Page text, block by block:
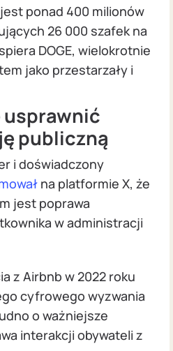
ponad 400 milionów
26 000 szafek na
DOGE, wielokrotnie
jako przestarzały i
usprawnić
publiczną
i doświadczony
na platformie X, że
jest poprawa
w administracji
z Airbnb w 2022 roku
cyfrowego wyzwania
o ważniejsze
interakcji obywateli z